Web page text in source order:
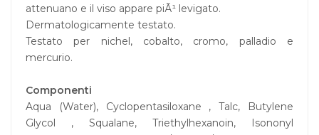
attenuano e il viso appare piÃ¹ levigato.
Dermatologicamente testato.
Testato per nichel, cobalto, cromo, palladio e
mercurio.
Componenti
Aqua (Water), Cyclopentasiloxane , Talc, Butylene
Glycol , Squalane, Triethylhexanoin, Isononyl